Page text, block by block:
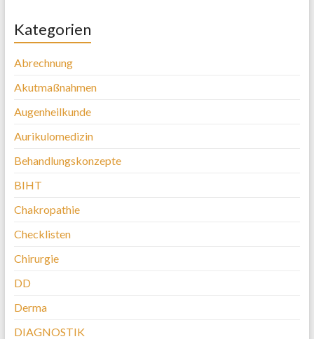
Kategorien
Abrechnung
Akutmaßnahmen
Augenheilkunde
Aurikulomedizin
Behandlungskonzepte
BIHT
Chakropathie
Checklisten
Chirurgie
DD
Derma
DIAGNOSTIK